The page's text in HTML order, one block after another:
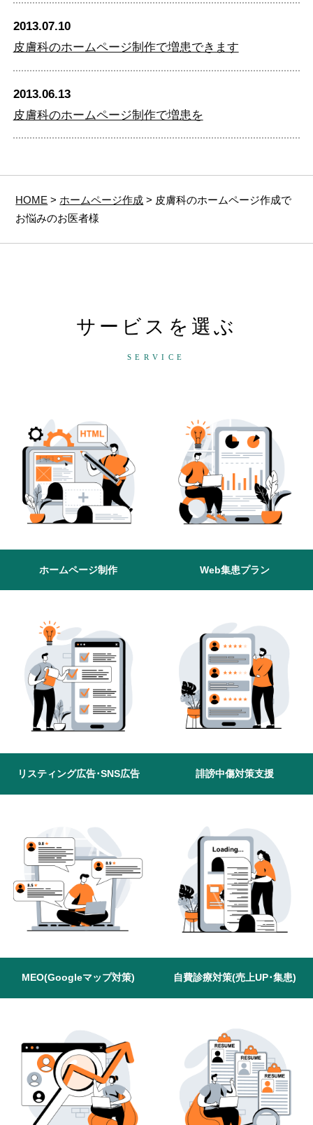
2013.07.10
皮膚科のホームページ制作で増患できます
2013.06.13
皮膚科のホームページ制作で増患を
HOME > ホームページ作成 > 皮膚科のホームページ作成で
お悩みのお医者様
サービスを選ぶ
SERVICE
ホームページ制作 Web集患プラン
リスティング広告･SNS広告 誹謗中傷対策支援
MEO(Googleマップ対策) 自費診療対策(売上UP･集患)